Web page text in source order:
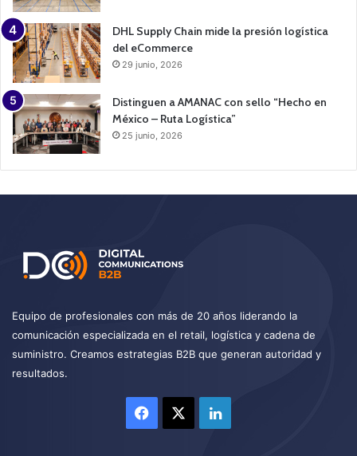
DHL Supply Chain mide la presión logística
del eCommerce
29 junio, 2026
Distinguen a AMANAC con sello “Hecho en
México – Ruta Logística”
25 junio, 2026
Equipo de profesionales con más de 20 años liderando la
comunicación especializada en el retail, logística y cadena de
suministro. Creamos estrategias B2B que generan autoridad y
resultados.
Facebook LinkedIn